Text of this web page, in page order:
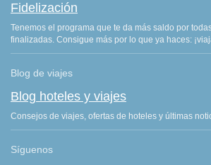
Fidelización
Tenemos el programa que te da más saldo por
finalizadas. Consigue más por lo que ya haces:
Blog de viajes
Blog hoteles y viajes
Consejos de viajes, ofertas de hoteles y últimas
Síguenos